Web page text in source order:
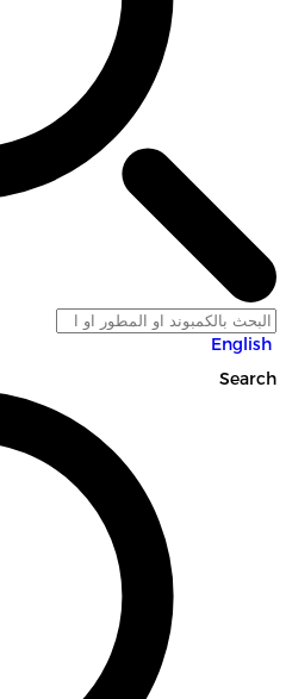
Search